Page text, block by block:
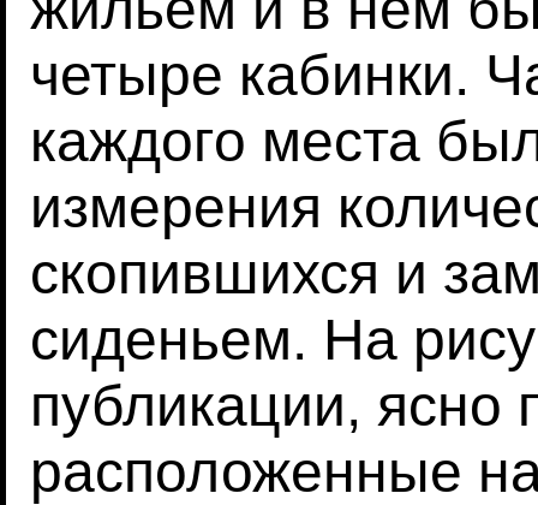
четыре кабинки.
каждого места
измерения
скопившихся и
сиденьем. На
публикации, ясно
расположенные